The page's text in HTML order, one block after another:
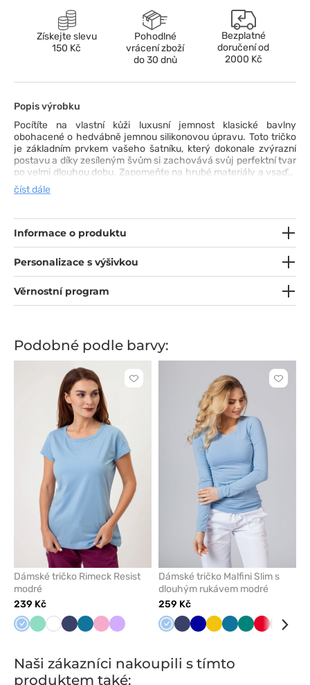
Získejte slevu
150 Kč
Pohodlné
vrácení zboží
do 30 dnů
Bezplatné
doručení od
2000 Kč
Popis výrobku
Pocítíte na vlastní kůži luxusní jemnost klasické bavlny
obohacené o hedvábně jemnou silikonovou úpravu. Toto tričko
je základním prvkem vašeho šatníku, který dokonale zvýrazní
postavu a díky zesíleným švům si zachovává svůj perfektní tvar
po velmi dlouhou dobu. Zapomeňte na hrubé materiály a vsaďte
na komfort, který vám dodá sebevědomí v každé situaci. Kvalitu
tohoto trička oceníte již při prvním obléknutí.
číst dále
Informace o produktu
Personalizace s výšivkou
Věrnostní program
Podobné podle barvy:
Kliknutím
Dámské tričko Rimeck Resist
modré
239 Kč
ModráMátová
Bílá Námořnická
Karaibsky
LiliováLevandulová
Dámské tričko Malfini Slim s
dlouhým rukávem modré
259 Kč
ModráNámořnická
TmavěŽlutáKaraibsky
ZelenáČervená
Šedá
Naši zákazníci nakoupili s tímto
produktem také: